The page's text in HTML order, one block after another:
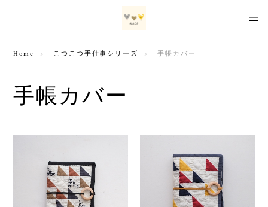
Home こつこつ手仕事シリーズ 手帳カバー
手帳カバー